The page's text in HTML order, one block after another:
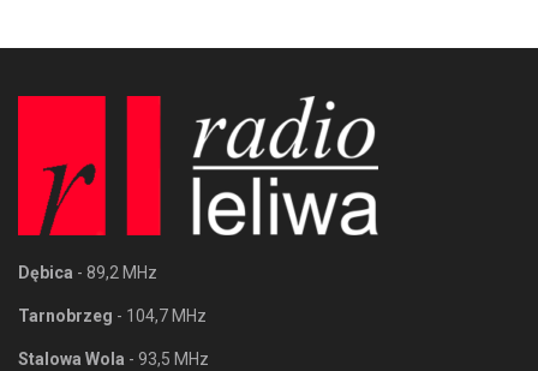
Dębica - 89,2 MHz
Tarnobrzeg - 104,7 MHz
Stalowa Wola - 93,5 MHz